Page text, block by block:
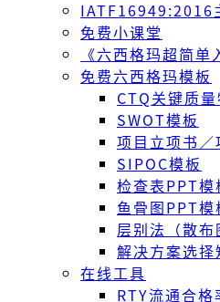
IATF16949:2016
免费小课堂
《六西格玛超简
免费六西格玛模板
CTQ关键质
SWOT模板
项目立项书／
SIPOC模板
检查表PPT模
鱼骨图PPT模
层别法（散布
解决方案选择
在线工具
RTY流通合格